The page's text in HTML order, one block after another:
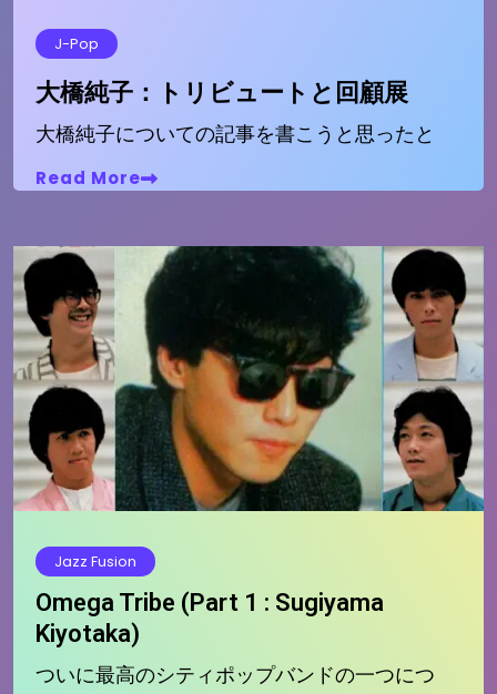
J-Pop
大橋純子：トリビュートと回顧展
大橋純子についての記事を書こうと思ったと
Read More
Jazz Fusion
Omega Tribe (Part 1 : Sugiyama
Kiyotaka)
ついに最高のシティポップバンドの一つにつ